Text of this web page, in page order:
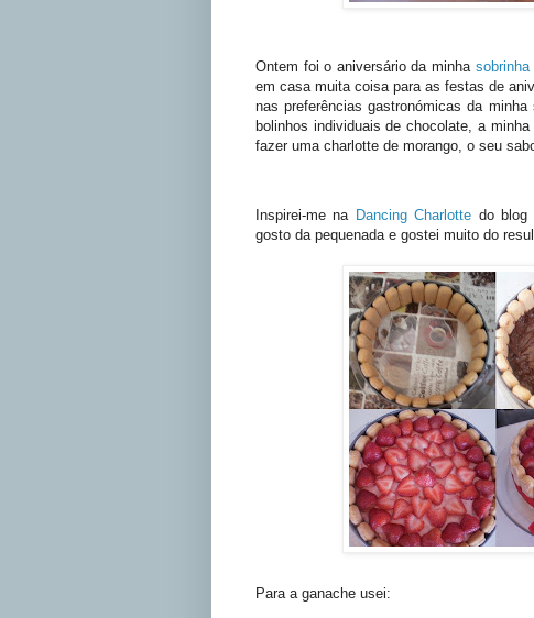
Ontem foi o aniversário da minha sobrinha
em casa muita coisa para as festas de
nas preferências gastronómicas da
bolinhos individuais de chocolate, a
fazer uma charlotte de morango, o seu
Inspirei-me na Dancing Charlotte do blog
gosto da pequenada e gostei muito do
Para a ganache usei: